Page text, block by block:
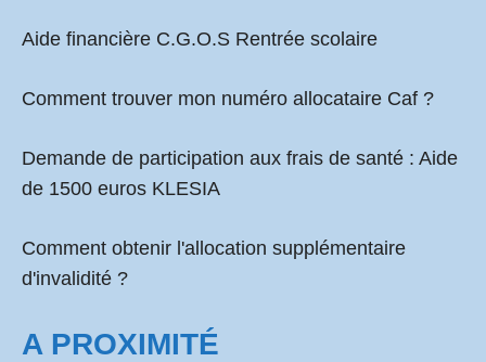
Aide financière C.G.O.S Rentrée scolaire
Comment trouver mon numéro allocataire Caf ?
Demande de participation aux frais de santé : Aide
de 1500 euros KLESIA
Comment obtenir l'allocation supplémentaire
d'invalidité ?
A PROXIMITÉ